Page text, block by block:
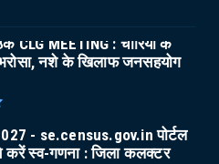
CLG MEETING : चोरियों के
नशे के खिलाफ जनसहयोग
- se.census.gov.in पोर्टल
करें स्व-गणना : जिला कलक्टर